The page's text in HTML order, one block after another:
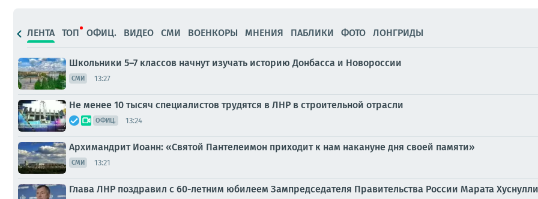
ЛЕНТА ТОП ОФИЦ. ВИДЕО СМИ ВОЕНКОРЫ МНЕНИЯ ПАБЛИКИ ФОТО ЛОНГРИДЫ
Школьники 5–7 классов начнут изучать историю Донбасса и Новороссии
СМИ 13:27
Не менее 10 тысяч специалистов трудятся в ЛНР в строительной отрасли
ОФИЦ. 13:24
Архимандрит Иоанн: «Святой Пантелеимон приходит к нам накануне дня своей памяти»
СМИ 13:21
Глава ЛНР поздравил с 60-летним юбилеем Зампредседателя Правительства России Марата